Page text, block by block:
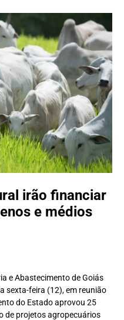
irão financiar
e médios
e Abastecimento de Goiás
sexta-feira (12), em reunião
do Estado aprovou 25
de projetos agropecuários